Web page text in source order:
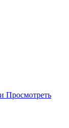
Просмотреть